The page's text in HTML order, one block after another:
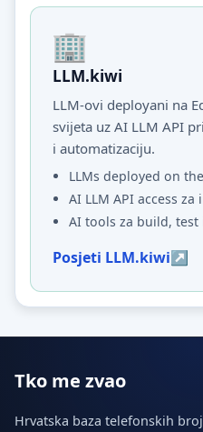
LLM.kiwi
LLM-ovi deployani na
svijeta uz AI LLM API
i automatizaciju.
LLMs deployed on
AI LLM API access
AI tools za build, test
Posjeti LLM.kiwi
Tko me zvao
Hrvatska baza telefonskih